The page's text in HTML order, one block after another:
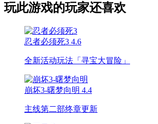
玩此游戏的玩家还喜欢
忍者必须死3 4.6
全新活动玩法「寻宝大冒险」
崩坏3-曙梦向明 4.4
主线第二部终章更新